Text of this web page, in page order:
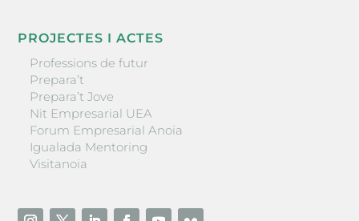
PROJECTES I ACTES
Professions de futur
Prepara’t
Prepara’t Jove
Nit Empresarial UEA
Forum Empresarial Anoia
Igualada Mentoring
Visitanoia